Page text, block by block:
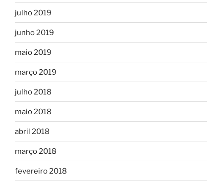
julho 2019
junho 2019
maio 2019
março 2019
julho 2018
maio 2018
abril 2018
março 2018
fevereiro 2018